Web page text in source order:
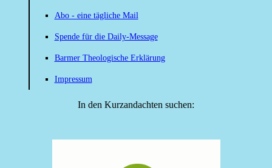
Abo - eine tägliche Mail
Spende für die Daily-Message
Barmer Theologische Erklärung
Impressum
In den Kurzandachten suchen: